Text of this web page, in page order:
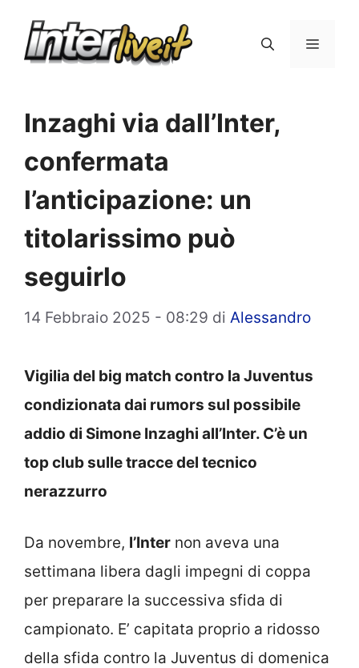
Menu
Inzaghi via dall’Inter,
confermata
l’anticipazione: un
titolarissimo può
seguirlo
14 Febbraio 2025 - 08:29 di Alessandro
Vigilia del big match contro la Juventus
condizionata dai rumors sul possibile
addio di Simone Inzaghi all’Inter. C’è un
top club sulle tracce del tecnico
nerazzurro
Da novembre, l’Inter non aveva una
settimana libera dagli impegni di coppa
per preparare la successiva sfida di
campionato. E’ capitata proprio a ridosso
della sfida contro la Juventus di domenica